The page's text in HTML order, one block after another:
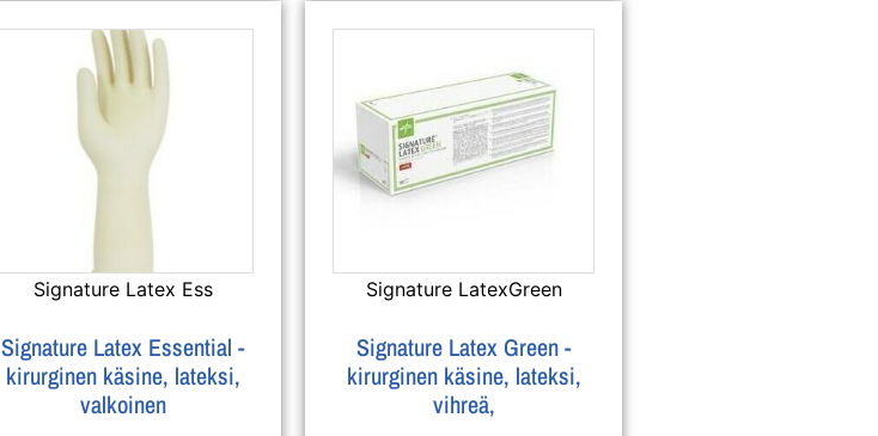
Signature Latex Ess
Signature Latex Essential -
kirurginen käsine, lateksi,
valkoinen
Signature LatexGreen
Signature Latex Green -
kirurginen käsine, lateksi,
vihreä,